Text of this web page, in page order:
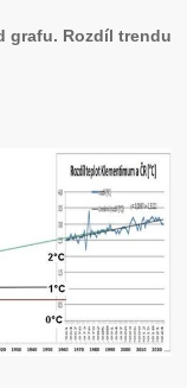
grafu. Rozdíl trendu